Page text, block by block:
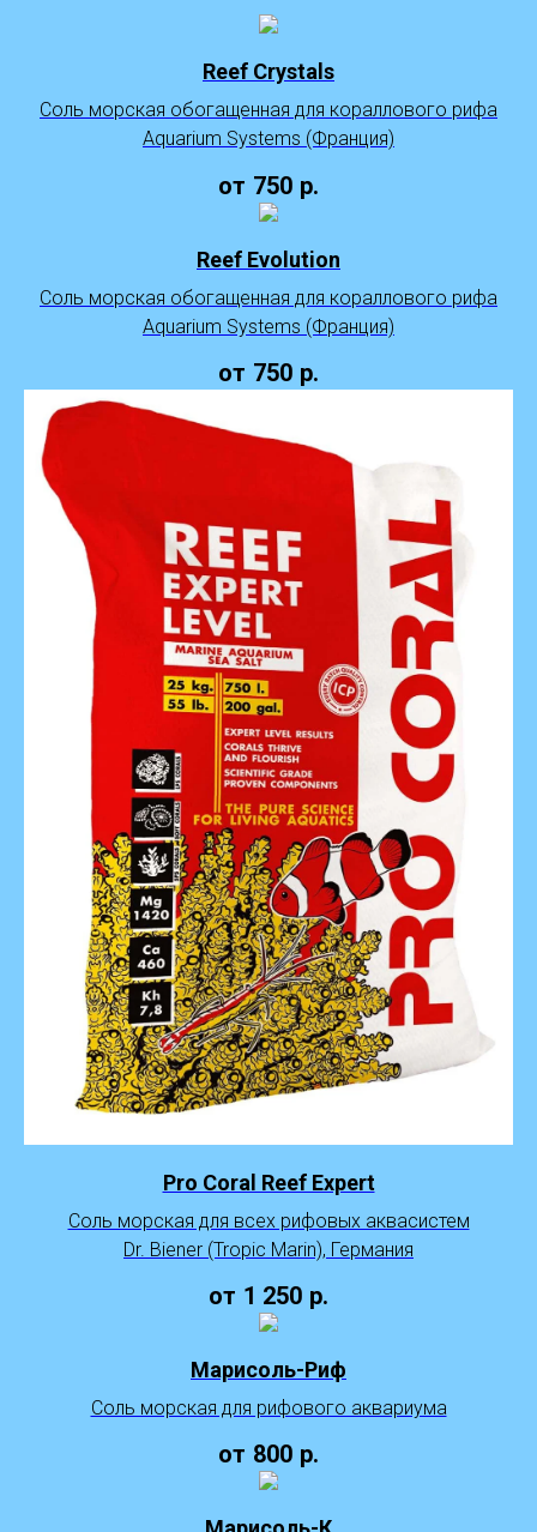
Reef Crystals
Соль морская обогащенная для кораллового рифа
Aquarium Systems (Франция)
от 750 р.
Reef Evolution
Соль морская обогащенная для кораллового рифа
Aquarium Systems (Франция)
от 750 р.
Pro Coral Reef Expert
Соль морская для всех рифовых аквасистем
Dr. Biener (Tropic Marin), Германия
от 1 250 р.
Марисоль-Риф
Соль морская для рифового аквариума
от 800 р.